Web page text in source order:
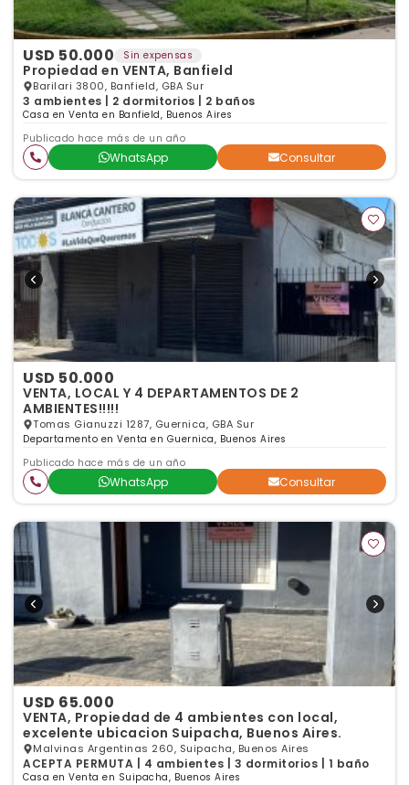
USD 50.000 Sin expensas
Propiedad en VENTA, Banfield
Barilari 3800, Banfield, GBA Sur
3 ambientes | 2 dormitorios | 2 baños
Casa en Venta en Banfield, Buenos Aires
Publicado hace más de un año
WhatsApp Consultar
USD 50.000
VENTA, LOCAL Y 4 DEPARTAMENTOS DE 2
AMBIENTES!!!!!
Tomas Gianuzzi 1287, Guernica, GBA Sur
Departamento en Venta en Guernica, Buenos Aires
Publicado hace más de un año
WhatsApp Consultar
USD 65.000
VENTA, Propiedad de 4 ambientes con local,
excelente ubicacion Suipacha, Buenos Aires.
Malvinas Argentinas 260, Suipacha, Buenos Aires
ACEPTA PERMUTA | 4 ambientes | 3 dormitorios | 1 baño
Casa en Venta en Suipacha, Buenos Aires